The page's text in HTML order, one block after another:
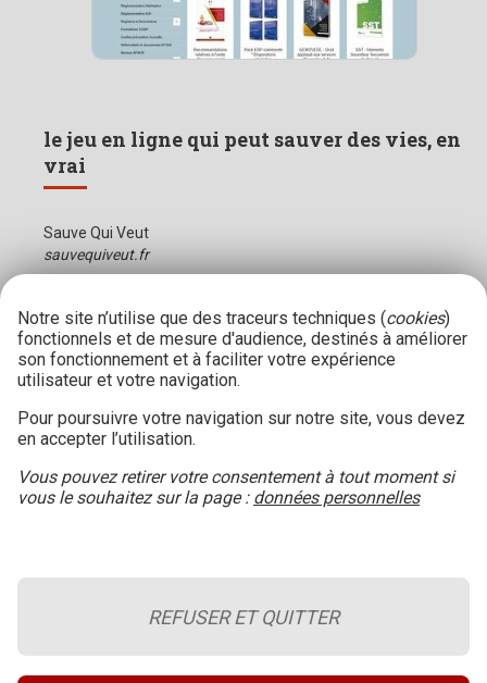
le jeu en ligne qui peut sauver des vies, en
vrai
Sauve Qui Veut
sauvequiveut.fr
Le blog de la sécurité incendie
Notre site n’utilise que des traceurs techniques (cookies)
fonctionnels et de mesure d'audience, destinés à améliorer
son fonctionnement et à faciliter votre expérience
utilisateur et votre navigation.
Pour poursuivre votre navigation sur notre site, vous devez
en accepter l’utilisation.
Vous pouvez retirer votre consentement à tout moment si
vous le souhaitez sur la page : données personnelles
REFUSER ET QUITTER